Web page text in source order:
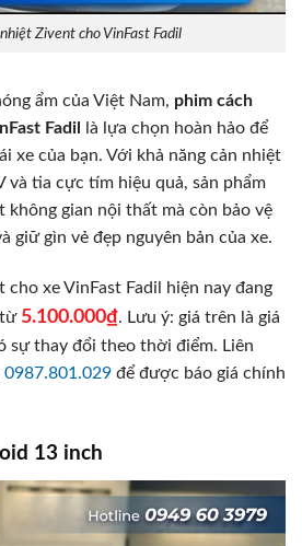
Zivent cho VinFast Fadil
ẩm của Việt Nam, phim cách
Fadil
là lựa chọn hoàn hảo để
xe của bạn. Với khả năng cản nhiệt
tia cực tím hiệu quả, sản phẩm
không gian nội thất mà còn bảo vệ
giữ gìn vẻ đẹp nguyên bản của xe.
cho xe VinFast Fadil hiện nay đang
5.100.000₫. Lưu ý: giá trên là giá
sự thay đổi theo thời điểm. Liên
0987.801.029 để được báo giá chính
13 inch